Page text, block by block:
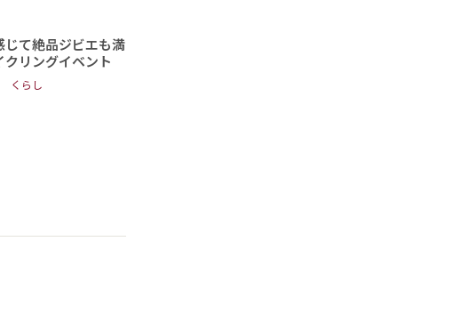
じて絶品ジビエも満
リングイベント
くらし